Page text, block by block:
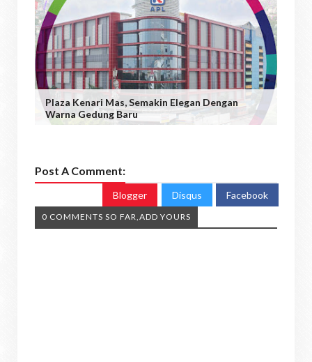
Plaza Kenari Mas, Semakin Elegan Dengan
Warna Gedung Baru
Post A Comment:
Blogger Disqus Facebook
0 COMMENTS SO FAR,ADD YOURS